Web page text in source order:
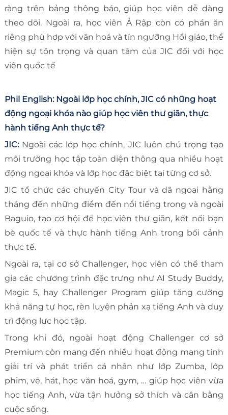
ràng trên bảng thông báo, giúp học viên dễ dàng
theo dõi. Ngoài ra, học viên Ả Rập còn có phần ăn
riêng phù hợp với văn hoá và tín ngưỡng Hồi giáo, thể
hiện sự tôn trọng và quan tâm của JIC đối với học
viên quốc tế
Phil English: Ngoài lớp học chính, JIC có những hoạt
động ngoại khóa nào giúp học viên thư giãn, thực
hành tiếng Anh thực tế?
JIC: Ngoài các lớp học chính, JIC luôn chú trọng tạo
môi trường học tập toàn diện thông qua nhiều hoạt
động ngoại khóa và lớp học đặc biệt tại từng cơ sở.
JIC tổ chức các chuyến City Tour và dã ngoại hằng
tháng đến những điểm đến nổi tiếng trong và ngoài
Baguio, tạo cơ hội để học viên thư giãn, kết nối bạn
bè quốc tế và thực hành tiếng Anh trong bối cảnh
thực tế.
Ngoài ra, tại cơ sở Challenger, học viên có thể tham
gia các chương trình đặc trưng như AI Study Buddy,
Magic 5, hay Challenger Program giúp tăng cường
khả năng tự học, rèn luyện phản xạ tiếng Anh và duy
trì động lực học tập.
Trong khi đó, ngoài hoạt động Challenger cơ sở
Premium còn mang đến nhiều hoạt động mang tính
giải trí và phát triển cá nhân như lớp Zumba, lớp
phim, vẽ, hát, học văn hoá, gym, … giúp học viên vừa
học tiếng Anh, vừa tận hưởng sở thích và cân bằng
cuộc sống.